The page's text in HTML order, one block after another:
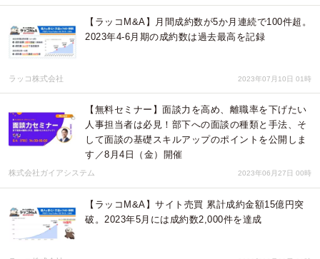
【ラッコM&A】月間成約数が5か月連続で100件超。
2023年4-6月期の成約数は過去最高を記録
ラッコ株式会社 2023年07月10日 01時
【無料セミナー】面談力を高め、離職率を下げたい
人事担当者は必見！部下への面談の種類と手法、そ
して面談の基礎スキルアップのポイントを公開しま
す／8月4日（金）開催
株式会社ガイアシステム 2023年06月27日 00時
【ラッコM&A】サイト売買 累計成約金額15億円突
破。2023年5月には成約数2,000件を達成